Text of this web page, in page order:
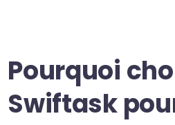
Pourquoi
Swiftask